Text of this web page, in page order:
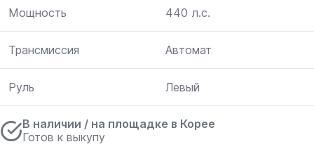
Мощность 440 л.с.
Трансмиссия Автомат
Руль Левый
В наличии / на площадке в Корее
Готов к выкупу